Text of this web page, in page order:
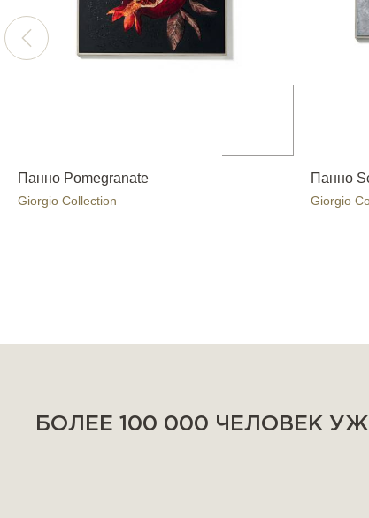
Панно Pomegranate
Giorgio Collection
Панно
Giorgio
БОЛЕЕ 100 000 ЧЕЛОВЕК